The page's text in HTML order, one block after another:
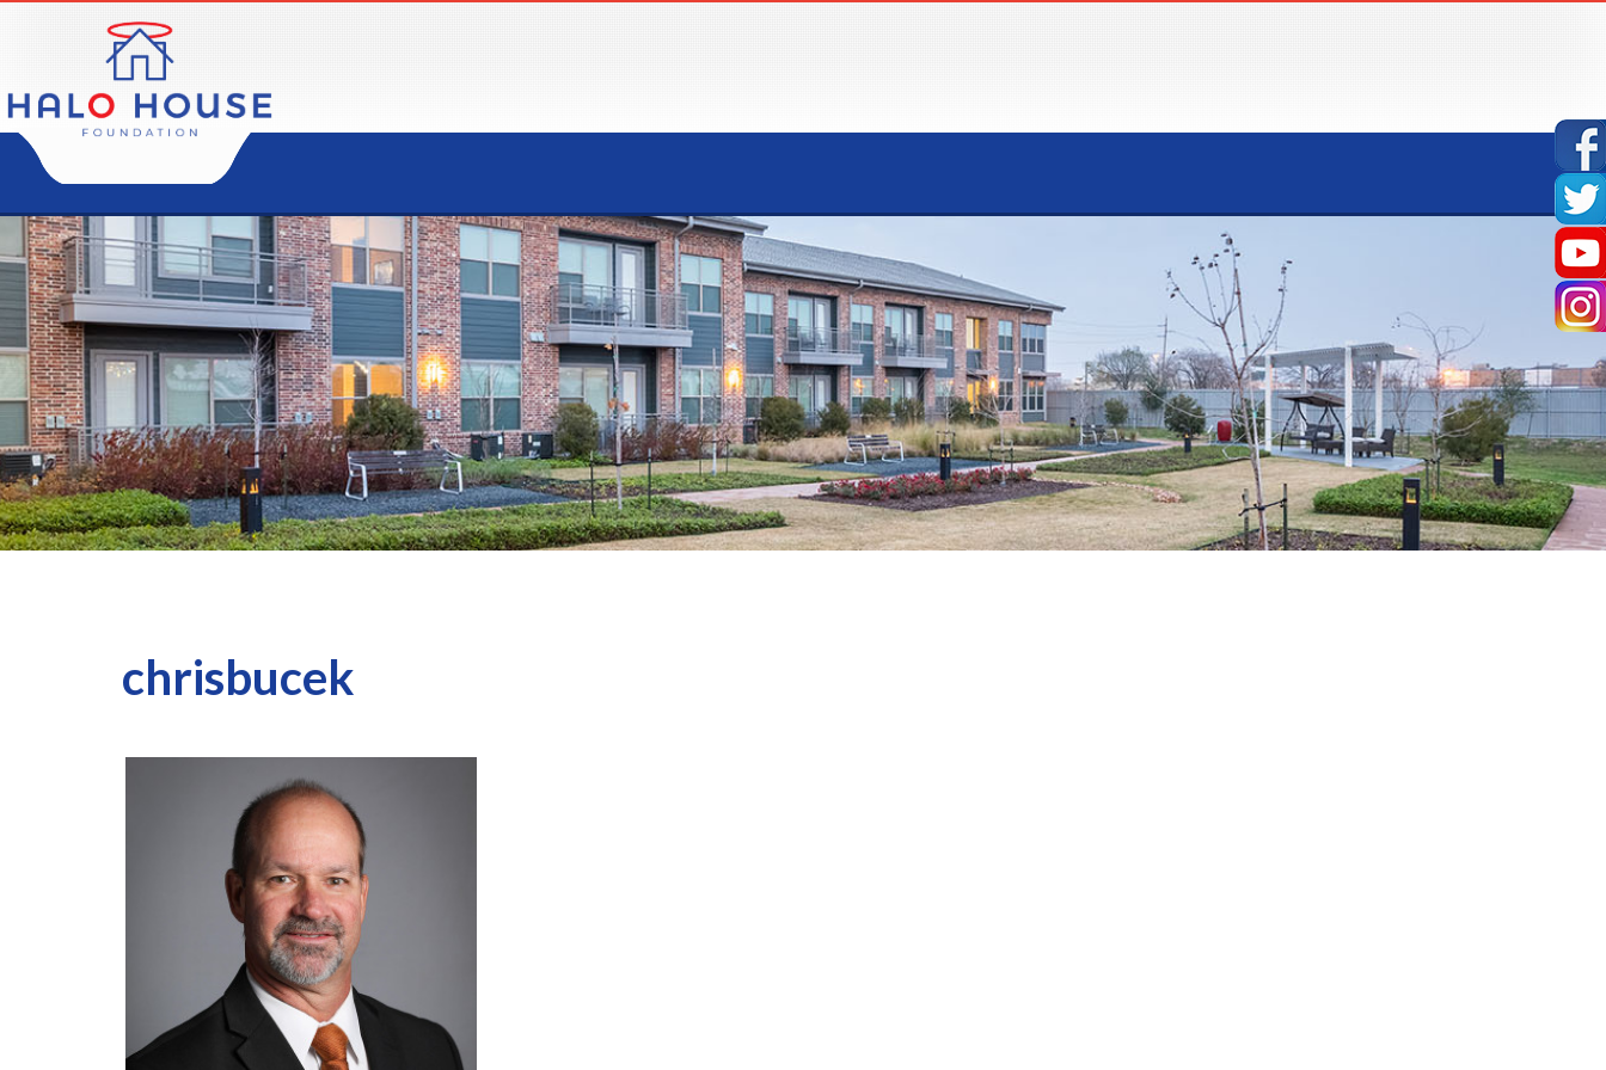
chrisbucek